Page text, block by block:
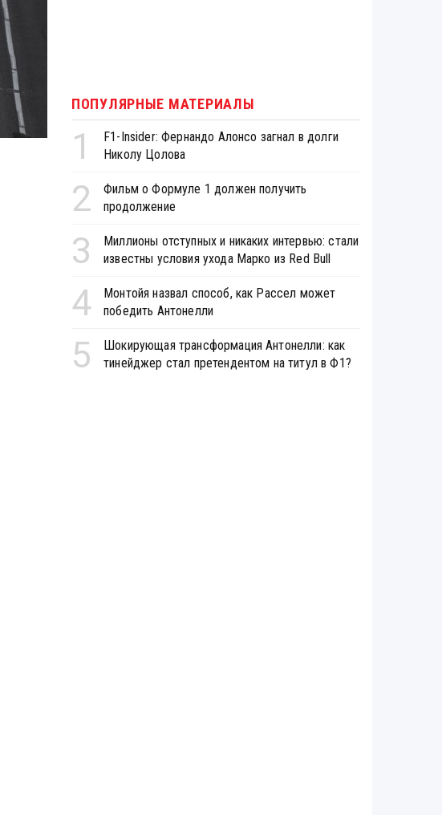
ПОПУЛЯРНЫЕ МАТЕРИАЛЫ
1
F1-Insider: Фернандо Алонсо загнал в долги
Николу Цолова
2
Фильм о Формуле 1 должен получить
продолжение
3
Миллионы отступных и никаких интервью: стали
известны условия ухода Марко из Red Bull
4
Монтойя назвал способ, как Рассел может
победить Антонелли
5
Шокирующая трансформация Антонелли: как
тинейджер стал претендентом на титул в Ф1?